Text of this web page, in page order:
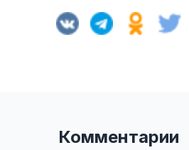
Комментарии